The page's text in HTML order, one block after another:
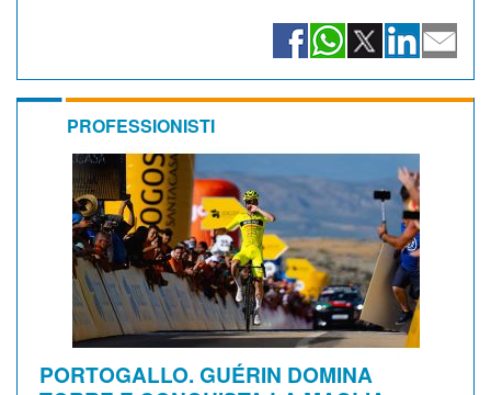
PROFESSIONISTI
PORTOGALLO. GUÉRIN DOMINA